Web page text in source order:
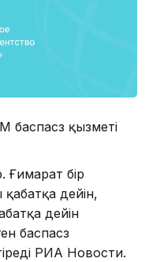
қызметі
бір
дейін,
дейін
баспасөз
РИА Новости.